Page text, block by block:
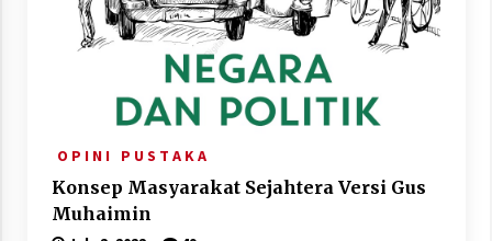
O P I N I P U S T A K A
Konsep Masyarakat Sejahtera Versi Gus
Muhaimin